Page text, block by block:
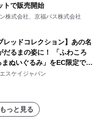
トで販売開始
株式会社、京福バス株式会社
レッドコレクション】あの名
だるまの姿に！ 「ふわころ
まぬいぐるみ」をEC限定で受
始
スケイジャパン
っと見る